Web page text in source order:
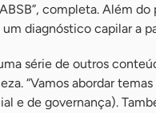
completa. Além
diagnóstico capilar a
série de outros
“Vamos abordar
e de governança).